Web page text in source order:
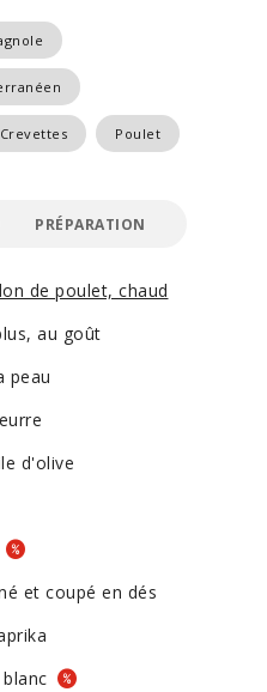
Crevettes Poulet
PRÉPARATION
de poulet, chaud
au goût
peau
d'olive
et coupé en dés